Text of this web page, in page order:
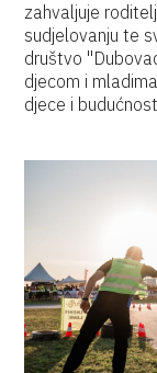
zahvaljuje
sudjelovanju te
društvo
djecom i
djece i